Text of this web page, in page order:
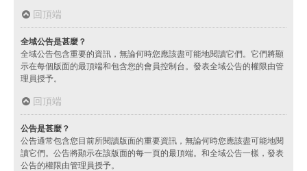
回頂端
全域公告是甚麼？
全域公告包含重要的資訊，無論何時您應該盡可能地閱讀它們。它們將顯
示在每個版面的最頂端和包含您的會員控制台。發表全域公告的權限由管
理員授予。
回頂端
公告是甚麼？
公告通常包含您目前所閱讀版面的重要資訊，無論何時您應該盡可能地閱
讀它們。公告將顯示在該版面的每一頁的最頂端。和全域公告一樣，發表
公告的權限由管理員授予。